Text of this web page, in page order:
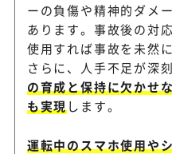
ーの負傷や精神的ダメ
あります。事故後の対
使用すれば事故を未然
さらに、人手不足が深
の育成と保持に欠かせ
も実現 します。
運転中のスマホ使用や